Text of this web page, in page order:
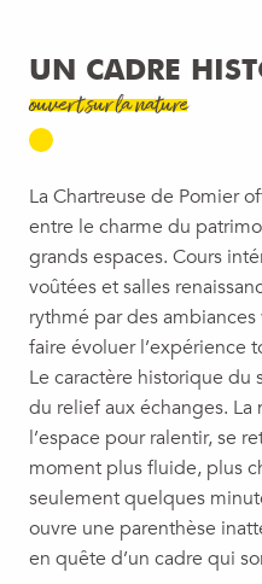
UN CADRE
ouvert sur la nature
La Chartreuse de Pomier
entre le charme du
grands espaces. Cours
voûtées et salles
rythmé par des
faire évoluer l’expérience
Le caractère historique
du relief aux échanges.
l’espace pour ralentir, se
moment plus fluide, plus
seulement quelques
ouvre une parenthèse
en quête d’un cadre qui